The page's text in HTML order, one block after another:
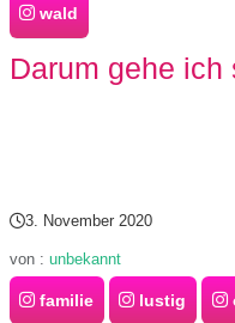
o
r
u
t
s
wald
Darum gehe ich
3. November 2020
von : unbekannt
familie lustig